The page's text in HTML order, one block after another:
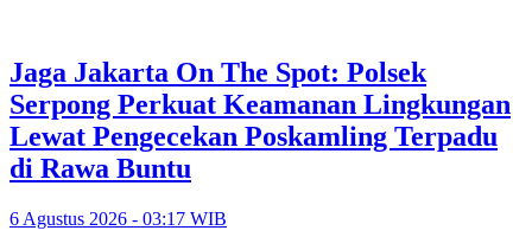
Jaga Jakarta On The Spot: Polsek
Serpong Perkuat Keamanan Lingkungan
Lewat Pengecekan Poskamling Terpadu
di Rawa Buntu
6 Agustus 2026 - 03:17 WIB